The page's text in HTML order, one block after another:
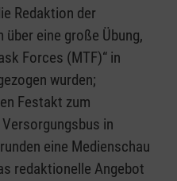
Redaktion der
über eine große Übung,
Forces (MTF)“ in
wurden;
Festakt zum
in
eine Medienschau
redaktionelle Angebot